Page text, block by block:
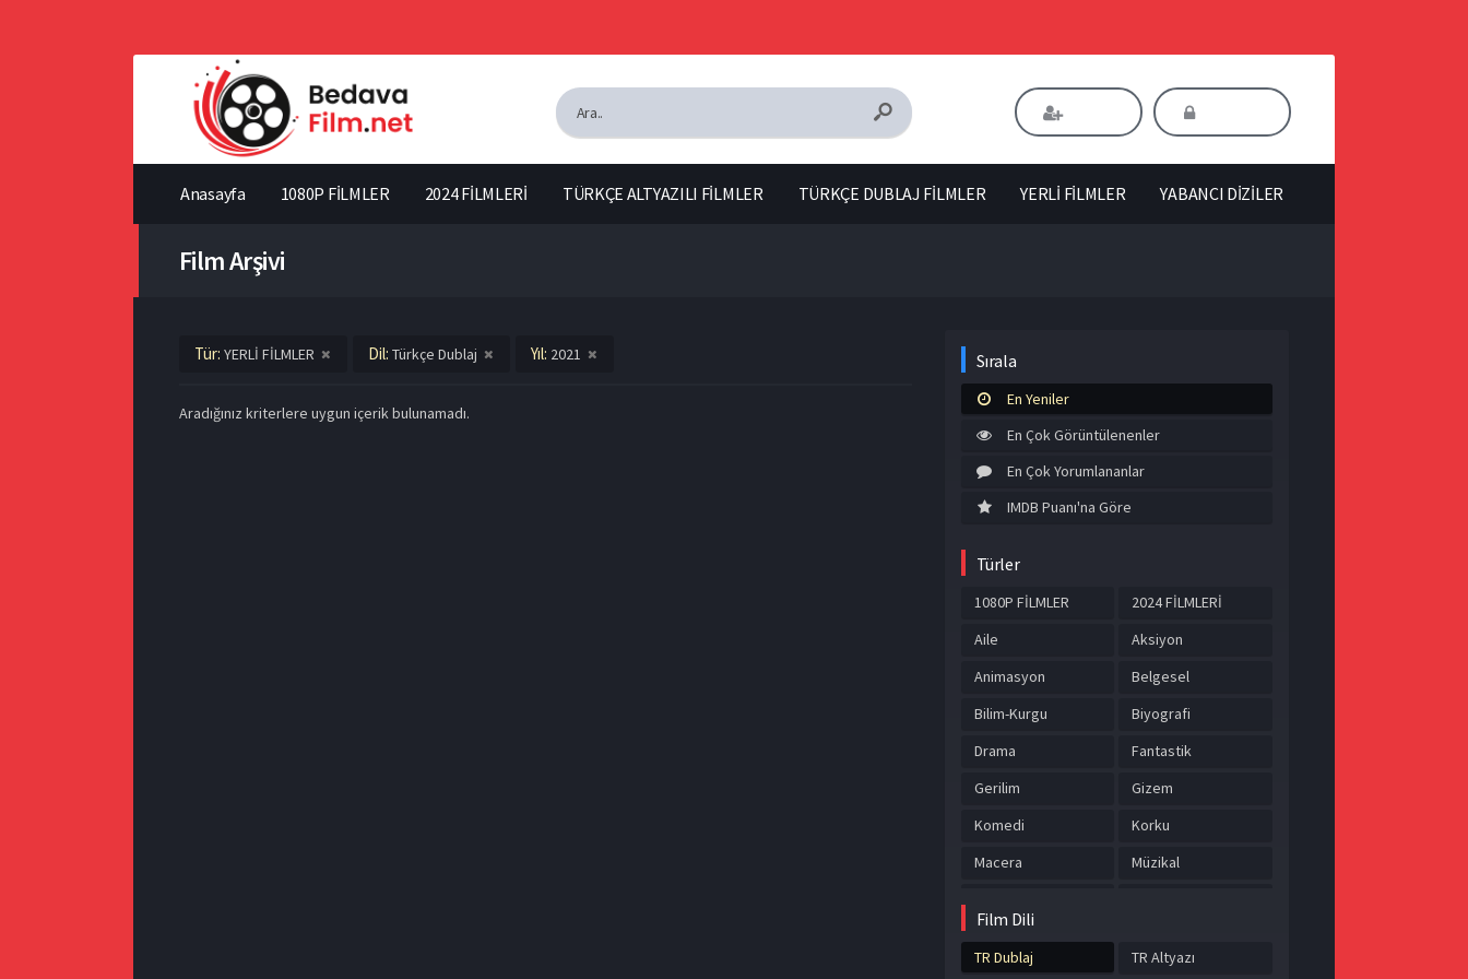
Anasayfa 1080P FİLMLER 2024 FİLMLERİ TÜRKÇE ALTYAZILI FİLMLER TÜRKÇE DUBLAJ FİLMLER YERLİ FİLMLER YABANCI DİZİLER
Film Arşivi
Tür: YERLİ FİLMLER Dil: Türkçe Dublaj Yıl: 2021
Aradığınız kriterlere uygun içerik bulunamadı.
Sırala
En Yeniler
En Çok Görüntülenenler
En Çok Yorumlananlar
IMDB Puanı'na Göre
Türler
1080P FİLMLER
2024 FİLMLERİ
Aile
Aksiyon
Animasyon
Belgesel
Bilim-Kurgu
Biyografi
Drama
Fantastik
Gerilim
Gizem
Komedi
Korku
Macera
Müzikal
Tarih
Film Dili
TR Dublaj TR Altyazı